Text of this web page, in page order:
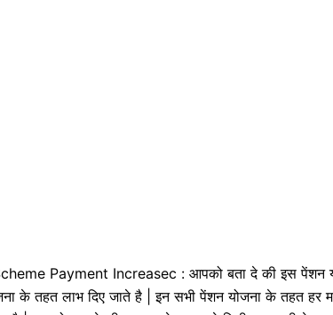
Payment Increasec : आपको बता दे की इस
के तहत लाभ दिए जाते है | इन सभी पेंशन योजना के तहत हर